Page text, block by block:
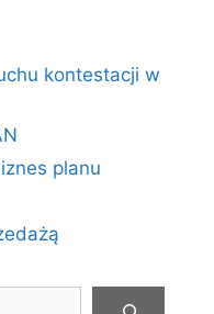
kontestacji w
planu